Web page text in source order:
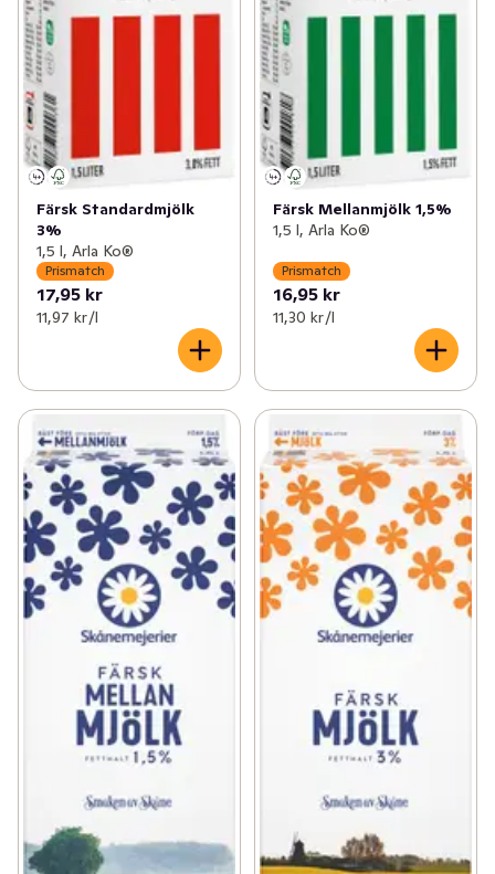
Färsk Standardmjölk
3%
1,5 l, Arla Ko®
Prismatch
17,95 kr
11,97 kr /l
Färsk Mellanmjölk 1,5%
1,5 l, Arla Ko®
Prismatch
16,95 kr
11,30 kr /l